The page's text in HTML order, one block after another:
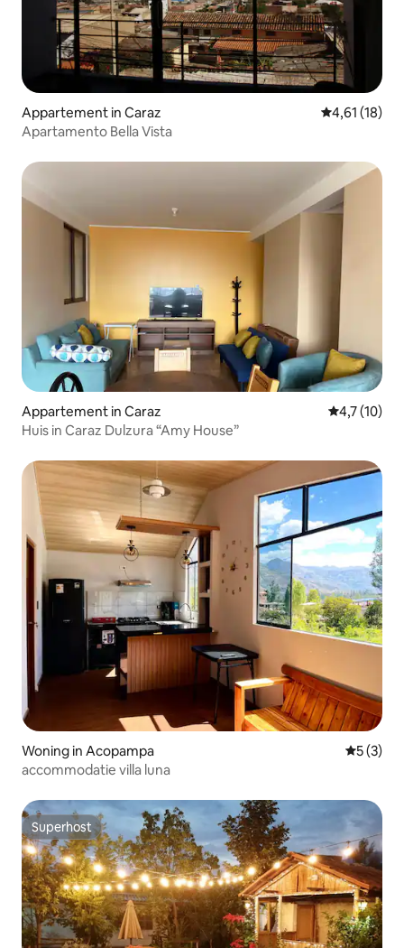
Appartement in Caraz Gemiddelde
4,61 (18)
Apartamento Bella Vista
Appartement in Caraz
4,7 (10)
Huis in Caraz Dulzura “Amy House”
Woning in Acopampa
5 (3)
accommodatie villa luna
Superhost
Superhost